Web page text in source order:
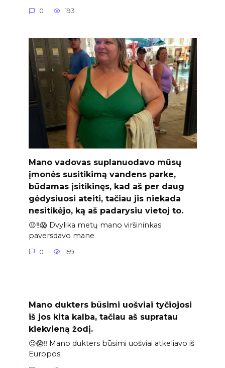
0 193
Mano vadovas suplanuodavo mūsų
įmonės susitikimą vandens parke,
būdamas įsitikinęs, kad aš per daug
gėdysiuosi ateiti, tačiau jis niekada
nesitikėjo, ką aš padarysiu vietoj to.
😐‼️😱 Dvylika metų mano viršininkas
paversdavo mane
0 159
Mano dukters būsimi uošviai tyčiojosi
iš jos kita kalba, tačiau aš supratau
kiekvieną žodį.
😐😱‼️ Mano dukters būsimi uošviai atkeliavo iš
Europos